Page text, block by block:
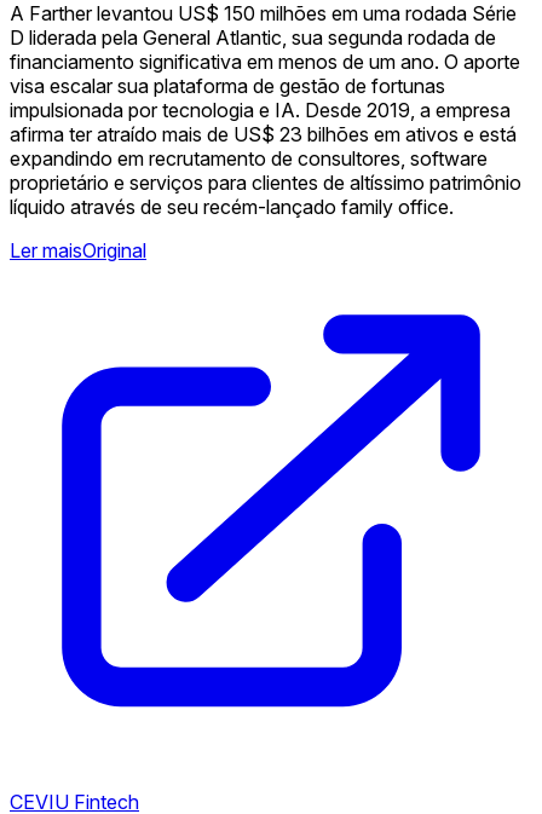
A Farther levantou US$ 150 milhões em uma rodada Série
D liderada pela General Atlantic, sua segunda rodada de
financiamento significativa em menos de um ano. O aporte
visa escalar sua plataforma de gestão de fortunas
impulsionada por tecnologia e IA. Desde 2019, a empresa
afirma ter atraído mais de US$ 23 bilhões em ativos e está
expandindo em recrutamento de consultores, software
proprietário e serviços para clientes de altíssimo patrimônio
líquido através de seu recém-lançado family office.
Ler maisOriginal
CEVIU Fintech